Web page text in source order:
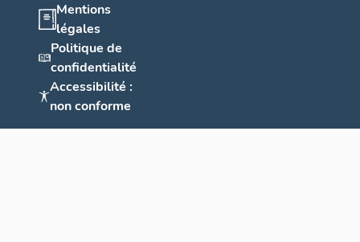
Mentions
légales
Politique de
confidentialité
Accessibilité :
non conforme